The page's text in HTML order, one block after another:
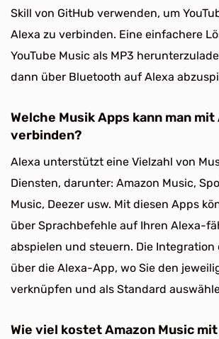
Skill von GitHub verwenden, um
Alexa zu verbinden. Eine einfachere
YouTube Music als MP3
dann über Bluetooth auf Alexa
Welche Musik Apps kann man mit
verbinden?
Alexa unterstützt eine Vielzahl von
Diensten, darunter: Amazon Music,
Music, Deezer usw. Mit diesen Apps
über Sprachbefehle auf Ihren Alexa-
abspielen und steuern. Die
über die Alexa-App, wo Sie den
verknüpfen und als Standard
Wie viel kostet Amazon Music